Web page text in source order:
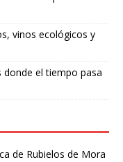
vinos ecológicos y
donde el tiempo pasa
de Rubielos de Mora